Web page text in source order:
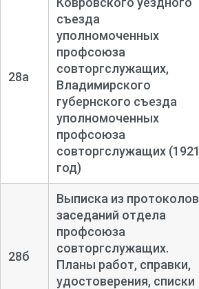
28а
съезда
уполномоченных
профсоюза
совторгслужащих,
Владимирского
губернского съезда
уполномоченных
профсоюза
совторгслужащих (1921
год)
28б
Выписка из протоколов
заседаний отдела
профсоюза
совторгслужащих.
Планы работ, справки,
удостоверения, списки